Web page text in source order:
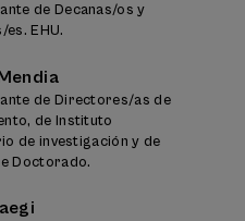
de Decanas/os y
EHU.
de Directores/as de
de Instituto
de investigación y de
Doctorado.